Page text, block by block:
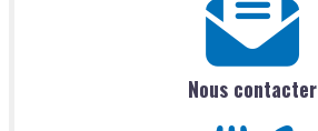
Nous contacter